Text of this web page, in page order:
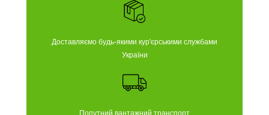
Доставляємо будь-якими кур'єрськими службами
України
Попутний вантажний транспорт